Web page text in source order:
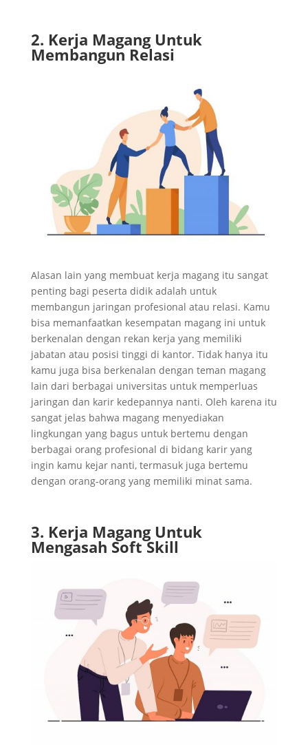
2. Kerja Magang Untuk
Membangun Relasi
Alasan lain yang membuat kerja magang itu sangat
penting bagi peserta didik adalah untuk
membangun jaringan profesional atau relasi. Kamu
bisa memanfaatkan kesempatan magang ini untuk
berkenalan dengan rekan kerja yang memiliki
jabatan atau posisi tinggi di kantor. Tidak hanya itu
kamu juga bisa berkenalan dengan teman magang
lain dari berbagai universitas untuk memperluas
jaringan dan karir kedepannya nanti. Oleh karena itu
sangat jelas bahwa magang menyediakan
lingkungan yang bagus untuk bertemu dengan
berbagai orang profesional di bidang karir yang
ingin kamu kejar nanti, termasuk juga bertemu
dengan orang-orang yang memiliki minat sama.
3. Kerja Magang Untuk
Mengasah Soft Skill